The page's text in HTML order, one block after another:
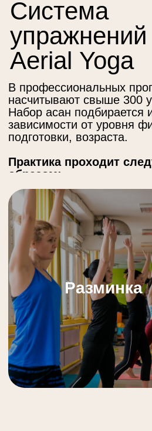
Вы можете выбрать любой формат
посещений (индивидуальные
групповые тренировки до 10
человек).
Тренеры
направления